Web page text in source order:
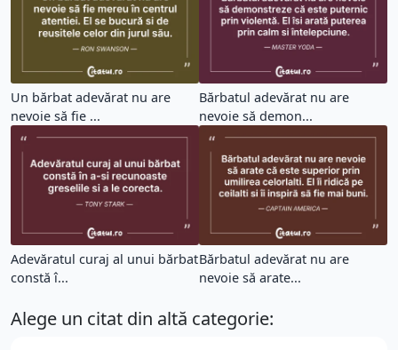
Un bărbat adevărat nu are
nevoie să fie ...
Bărbatul adevărat nu are
nevoie să demon...
Adevăratul curaj al unui bărbat
constă î...
Bărbatul adevărat nu are
nevoie să arate...
Alege un citat din altă categorie: